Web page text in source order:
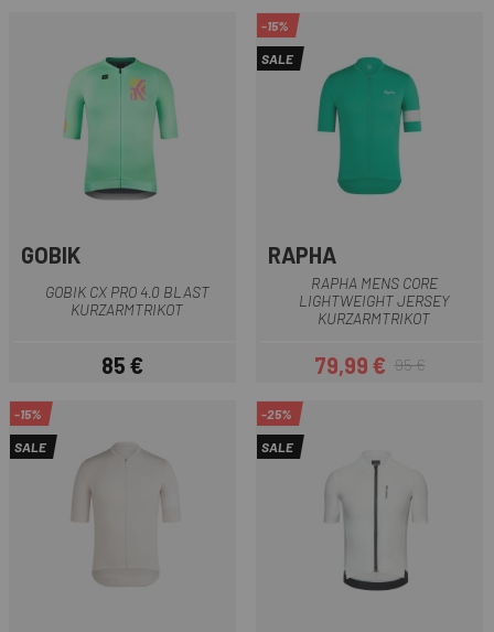
GOBIK
GOBIK CX PRO 4.0 BLAST
KURZARMTRIKOT
Preis
85 €
-15%
SALE
RAPHA
RAPHA MENS CORE
LIGHTWEIGHT JERSEY
KURZARMTRIKOT
Preis
79,99 €Regulärer Preis
95 €
-15%
SALE
-25%
SALE